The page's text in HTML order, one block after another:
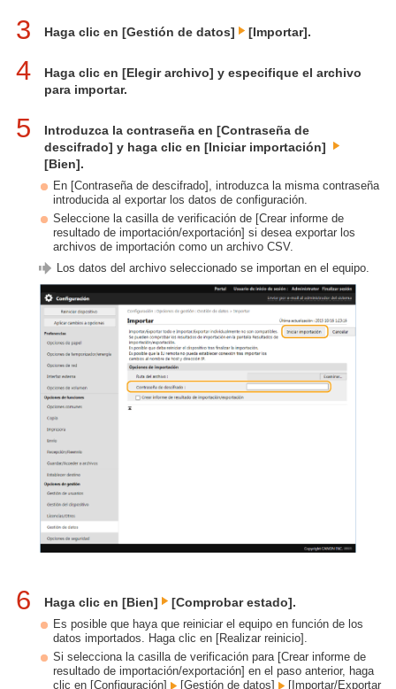
3 Haga clic en [Gestión de datos] [Importar].
4
Haga clic en [Elegir archivo] y especifique el archivo
para importar.
5
Introduzca la contraseña en [Contraseña de
descifrado] y haga clic en [Iniciar importación]
[Bien].
En [Contraseña de descifrado], introduzca la misma contraseña
introducida al exportar los datos de configuración.
Seleccione la casilla de verificación de [Crear informe de
resultado de importación/exportación] si desea exportar los
archivos de importación como un archivo CSV.
Los datos del archivo seleccionado se importan en el equipo.
6 Haga clic en [Bien] [Comprobar estado].
Es posible que haya que reiniciar el equipo en función de los
datos importados. Haga clic en [Realizar reinicio].
Si selecciona la casilla de verificación para [Crear informe de
resultado de importación/exportación] en el paso anterior, haga
clic en [Configuración]
[Gestión de datos]
[Importar/Exportar